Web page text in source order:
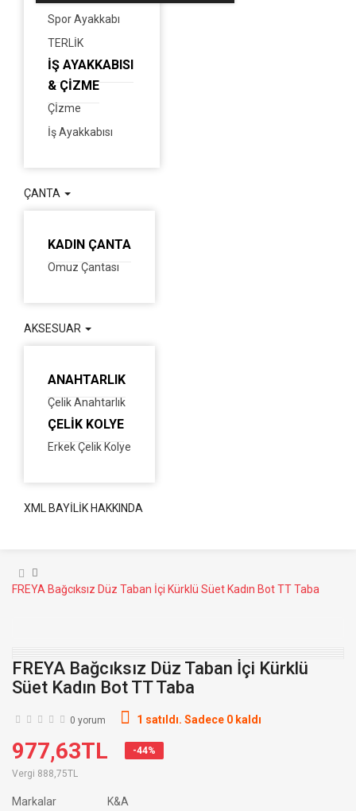
Spor Ayakkabı
TERLİK
İŞ AYAKKABISI
& ÇİZME
Çİzme
İş Ayakkabısı
ÇANTA
KADIN ÇANTA
Omuz Çantası
AKSESUAR
ANAHTARLIK
Çelik Anahtarlık
ÇELIK KOLYE
Erkek Çelik Kolye
XML BAYILIK HAKKINDA
FREYA Bağcıksız Düz Taban İçi Kürklü Süet Kadın Bot TT Taba
FREYA Bağcıksız Düz Taban İçi Kürklü
Süet Kadın Bot TT Taba
0 yorum 1 satıldı. Sadece 0 kaldı
977,63TL -44%
Vergi 888,75TL
Markalar
K&A